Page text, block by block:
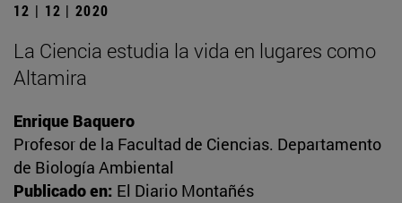
12 | 12 | 2020
La Ciencia estudia la vida en lugares como
Altamira
Enrique Baquero
Profesor de la Facultad de Ciencias. Departamento
de Biología Ambiental
Publicado en: El Diario Montañés